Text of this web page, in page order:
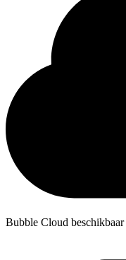
Bubble Cloud